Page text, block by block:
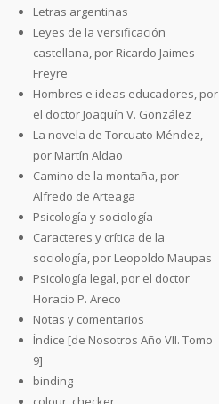
Letras argentinas
Leyes de la versificación
castellana, por Ricardo Jaimes
Freyre
Hombres e ideas educadores, por
el doctor Joaquín V. González
La novela de Torcuato Méndez,
por Martín Aldao
Camino de la montaña, por
Alfredo de Arteaga
Psicología y sociología
Caracteres y crítica de la
sociología, por Leopoldo Maupas
Psicología legal, por el doctor
Horacio P. Areco
Notas y comentarios
Índice [de Nosotros Año VII. Tomo
9]
binding